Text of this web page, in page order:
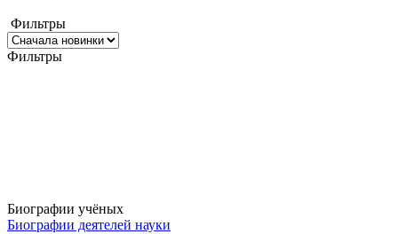
Фильтры
Фильтры
Биографии учёных
Биографии деятелей науки